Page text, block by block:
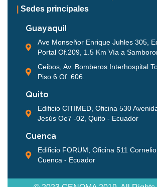
Sedes principales
Guayaquil
Ave Monseñor Enrique Juhles 305,
Portal Of.209, 1.5 Km Vía a
Ceibos, Av. Bomberos Interhospital
Piso 6 Of. 606.
Quito
Edificio CITIMED, Oficina 530
Jesús Oe7 -02, Quito - Ecuador
Cuenca
Edificio FORUM, Oficina 511
Cuenca - Ecuador